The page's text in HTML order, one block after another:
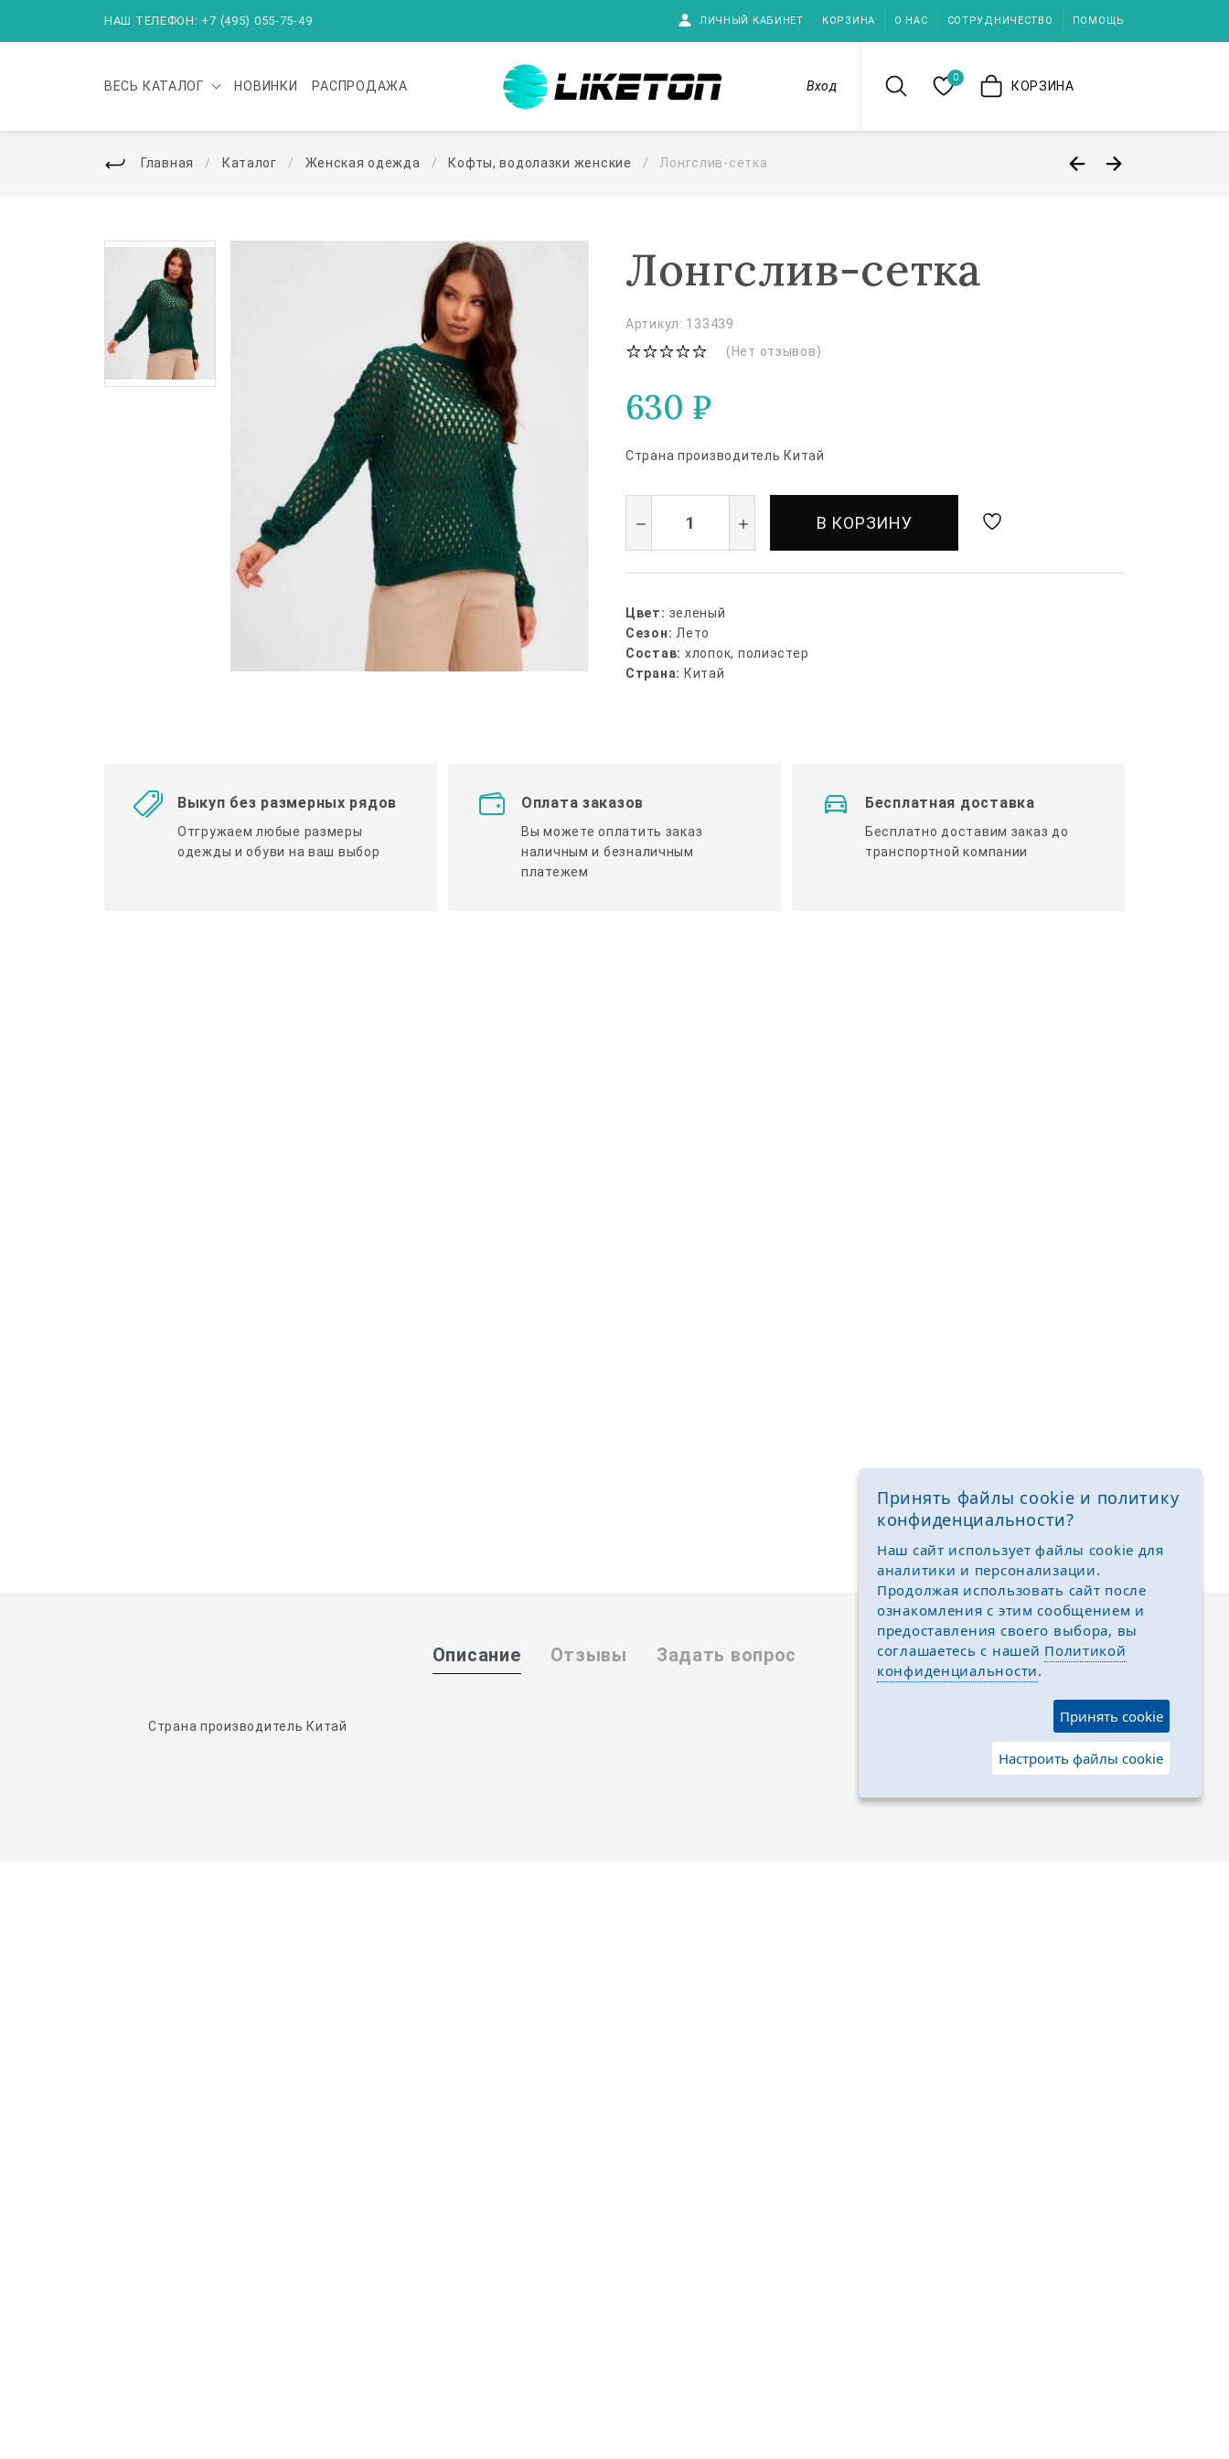
НАШ ТЕЛЕФОН: +7 (495) 055-75-49 ЛИЧНЫЙ КАБИНЕТ КОРЗИНА О НАС СОТРУДНИЧЕСТВО ПОМОЩЬ
ВЕСЬ КАТАЛОГ НОВИНКИ РАСПРОДАЖА Вход
0
КОРЗИНА
Главная Каталог Женская одежда Кофты, водолазки женские Лонгслив-сетка
Лонгслив-сетка
Артикул: 133439
(Нет отзывов)
630 ₽
Страна производитель Китай
В КОРЗИНУ
Цвет: зеленый
Сезон: Лето
Состав: хлопок, полиэстер
Страна: Китай
Выкуп без размерных рядов
Отгружаем любые размеры
одежды и обуви на ваш выбор
Оплата заказов
Вы можете оплатить заказ
наличным и безналичным
платежем
Бесплатная доставка
Бесплатно доставим заказ до
транспортной компании
Описание Отзывы Задать вопрос
Страна производитель Китай
Принять файлы cookie и политику
конфиденциальности?
Наш сайт использует файлы cookie для
аналитики и персонализации.
Продолжая использовать сайт после
ознакомления с этим сообщением и
предоставления своего выбора, вы
соглашаетесь с нашей Политикой
конфиденциальности.
Принять cookie
Настроить файлы cookie